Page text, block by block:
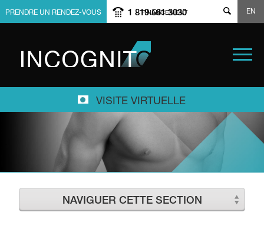
FINANCEMENT
PRENDRE UN RENDEZ-VOUS 1 819 561 3030 EN
VISITE VIRTUELLE
NAVIGUER CETTE SECTION